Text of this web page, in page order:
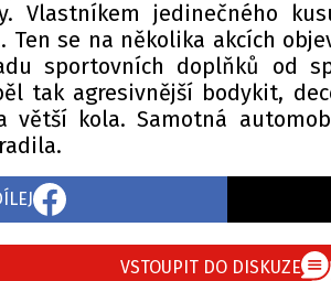
Vlastníkem jedinečného
Ten se na několika akcích
sportovních doplňků od
tak agresivnější bodykit,
větší kola. Samotná
VSTOUPIT DO DISKUZE